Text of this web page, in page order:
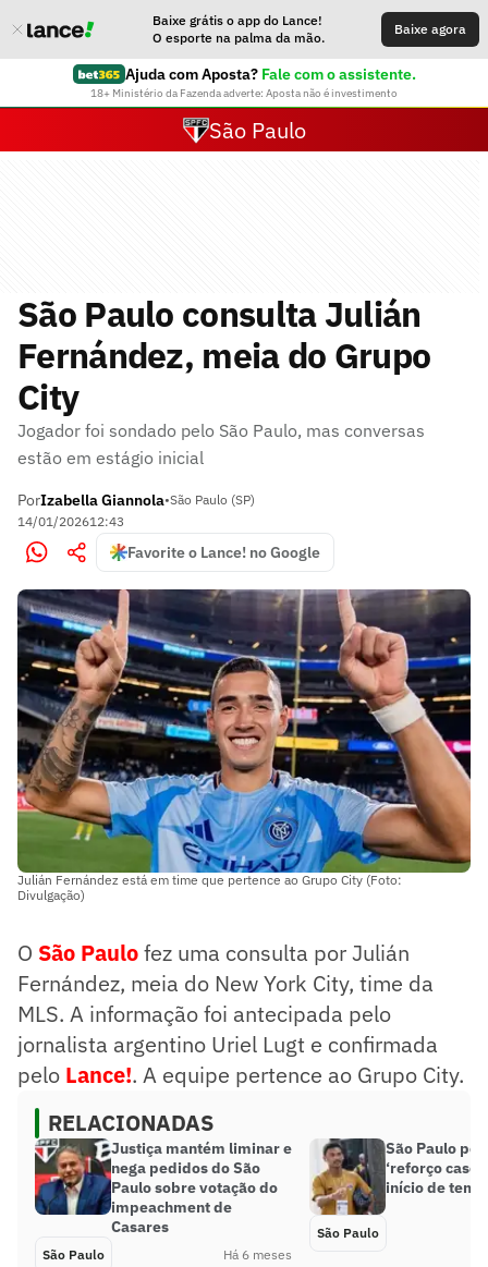
Baixe grátis o app do Lance!
O esporte na palma da mão.
Baixe agora
Ajuda com Aposta? Fale com o assistente.
18+ Ministério da Fazenda adverte: Aposta não é investimento
São Paulo
São Paulo consulta Julián
Fernández, meia do Grupo
City
Jogador foi sondado pelo São Paulo, mas conversas
estão em estágio inicial
PorIzabella Giannola•São Paulo (SP)
14/01/202612:43
Favorite o Lance! no Google
Julián Fernández está em time que pertence ao Grupo City (Foto:
Divulgação)
O São Paulofez uma consulta por Julián
Fernández, meia do New York City, time da
MLS. A informação foi antecipada pelo
jornalista argentino Uriel Lugt e confirmada
pelo Lance!. A equipe pertence ao Grupo City.
RELACIONADAS
Justiça mantém liminar e
nega pedidos do São
Paulo sobre votação do
impeachment de
Casares
São Paulo Há 6 meses
São Paulo
‘reforço
início de
São Paulo